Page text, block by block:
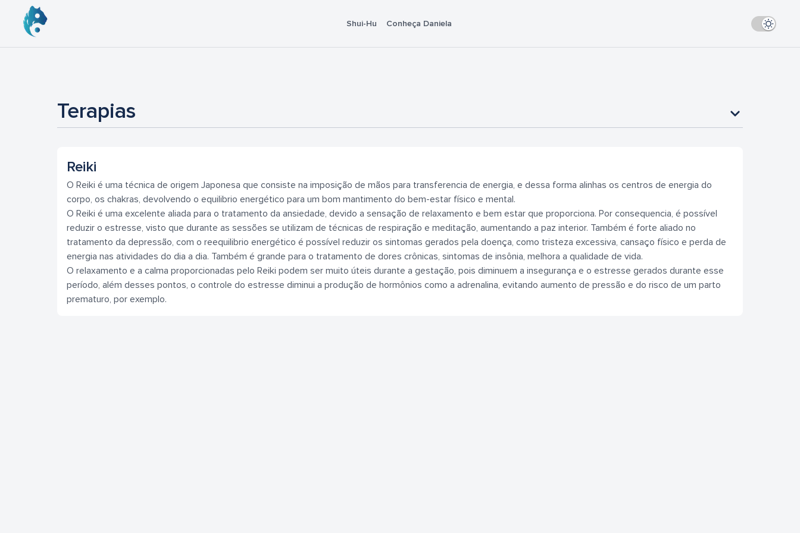
Shui-Hu Conheça Daniela
Terapias
Reiki
O Reiki é uma técnica de origem Japonesa que consiste na imposição de mãos para transferencia de energia, e dessa forma alinhas os centros de energia do
corpo, os chakras, devolvendo o equilibrio energético para um bom mantimento do bem-estar físico e mental.
O Reiki é uma excelente aliada para o tratamento da ansiedade, devido a sensação de relaxamento e bem estar que proporciona. Por consequencia, é possível
reduzir o estresse, visto que durante as sessões se utilizam de técnicas de respiração e meditação, aumentando a paz interior. Também é forte aliado no
tratamento da depressão, com o reequilibrio energético é possível reduzir os sintomas gerados pela doença, como tristeza excessiva, cansaço físico e perda de
energia nas atividades do dia a dia. Também é grande para o tratamento de dores crônicas, sintomas de insônia, melhora a qualidade de vida.
O relaxamento e a calma proporcionadas pelo Reiki podem ser muito úteis durante a gestação, pois diminuem a insegurança e o estresse gerados durante esse
período, além desses pontos, o controle do estresse diminui a produção de hormônios como a adrenalina, evitando aumento de pressão e do risco de um parto
prematuro, por exemplo.